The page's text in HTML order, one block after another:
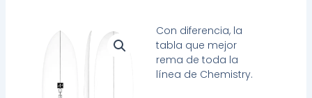
Con diferencia, la
tabla que mejor
rema de toda la
línea de Chemistry.